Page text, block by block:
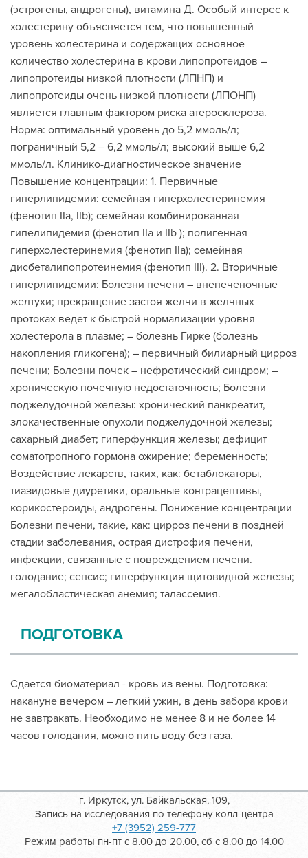
(эстрогены, андрогены), витамина Д. Особый интерес к
холестерину объясняется тем, что повышенный
уровень холестерина и содержащих основное
количество холестерина в крови липопротеидов –
липопротеиды низкой плотности (ЛПНП) и
липопротеиды очень низкой плотности (ЛПОНП)
является главным фактором риска атеросклероза.
Норма: оптимальный уровень до 5,2 ммоль/л;
пограничный 5,2 – 6,2 ммоль/л; высокий выше 6,2
ммоль/л. Клинико-диагностическое значение
Повышение концентрации: 1. Первичные
гиперлипидемии: семейная гиперхолестеринемия
(фенотип IIa, IIb); семейная комбинированная
гипелипидемия (фенотип IIa и IIb ); полигенная
гиперхолестеринемия (фенотип IIa); семейная
дисбеталипопротеинемия (фенотип III). 2. Вторичные
гиперлипидемии: Болезни печени – внепеченочные
желтухи; прекращение застоя желчи в желчных
протоках ведет к быстрой нормализации уровня
холестерола в плазме; – болезнь Гирке (болезнь
накопления гликогена); – первичный билиарный цирроз
печени; Болезни почек – нефротический синдром; –
хроническую почечную недостаточность; Болезни
поджелудочной железы: хронический панкреатит,
злокачественные опухоли поджелудочной железы;
сахарный диабет; гиперфункция железы; дефицит
соматотропного гормона ожирение; беременность;
Воздействие лекарств, таких, как: бетаблокаторы,
тиазидовые диуретики, оральные контрацептивы,
корикостероиды, андрогены. Понижение концентрации
Болезни печени, такие, как: цирроз печени в поздней
стадии заболевания, острая дистрофия печени,
инфекции, связанные с повреждением печени.
голодание; сепсис; гиперфункция щитовидной железы;
мегалобластическая анемия; талассемия.
ПОДГОТОВКА
Сдается биоматериал - кровь из вены. Подготовка:
накануне вечером – легкий ужин, в день забора крови
не завтракать. Необходимо не менее 8 и не более 14
часов голодания, можно пить воду без газа.
г. Иркутск, ул. Байкальская, 109,
Запись на исследования по телефону колл-центра
+7 (3952) 259-777
Режим работы пн-пт с 8.00 до 20.00, сб с 8.00 до 14.00